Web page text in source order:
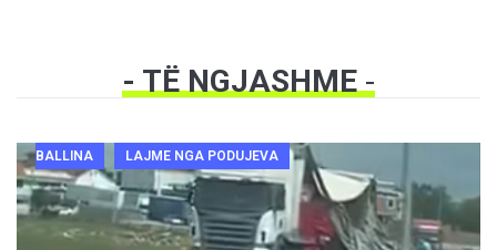
- TË NGJASHME-
BALLINA LAJME NGA PODUJEVA